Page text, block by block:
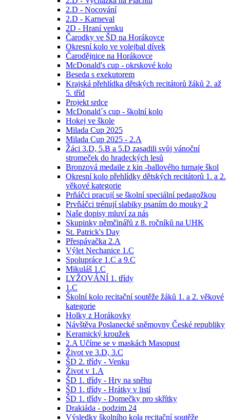
2.D - Nocování
2.D - Karneval
2D - Hraní venku
Čarodky ve ŠD na Horákovce
Okresní kolo ve volejbal dívek
Čarodějnice na Horákovce
McDonald's cup - okrskové kolo
Beseda s exekutorem
Krajská přehlídka dětských recitátorů žáků 2. až
5. tříd
Projekt srdce
McDonald´s cup - školní kolo
Hokej ve škole
Milada Cup 2025
Milada Cup 2025 - 2.A
Žáci 3.D, 5.B a 5.D zasadili svůj vánoční
stromeček do hradeckých lesů
Bronzová medaile z kin -ballového turnaje škol
Okresní kolo přehlídky dětských recitátorů 1. a 2.
věkové kategorie
Prňáčci pracují se školní speciální pedagožkou
Prvňáčci trénují slabiky psaním do mouky 2
Naše dopisy mluví za nás
Skupinky němčinářů z 8. ročníků na UHK
St. Patrick's Day
Přespávačka 2.A
Výlet Nechanice 1.C
Spolupráce 1.C a 9.C
Mikuláš 1.C
LYŽOVÁNÍ 1. třídy
1.C
Školní kolo recitační soutěže žáků 1. a 2. věkové
kategorie
Holky z Horákovky
Návštěva Poslanecké sněmovny České republiky
Keramický kroužek
2.A Učíme se v maskách Masopust
Život ve 3.D, 3.C
ŠD 2. třídy - Venku
Život v 1.A
ŠD 1. třídy - Hry na sněhu
ŠD 1. třídy - Hrátky v listí
ŠD 1. třídy - Domečky pro skřítky
Drakiáda - podzim 24
Výsledky školního kola recitační soutěže